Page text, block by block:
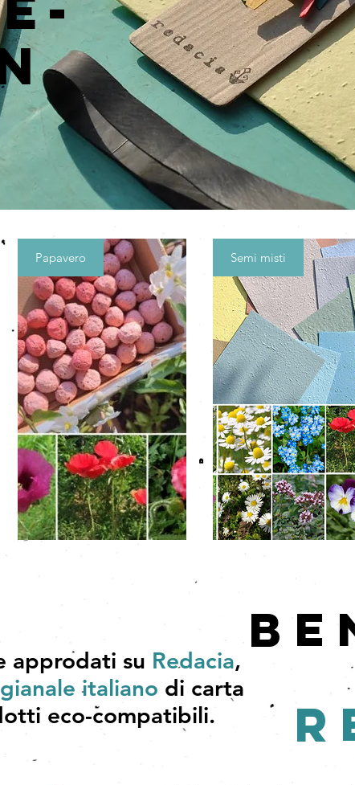
Papavero Semi misti
approdati su Redacia,
italiano di carta
eco-compatibili.